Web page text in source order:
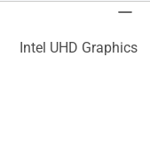
Intel UHD Graphics